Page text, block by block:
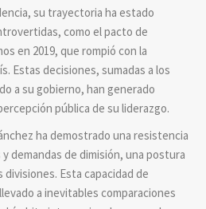
su trayectoria ha estado
como el pacto de
en 2019, que rompió con la
Estas decisiones, sumadas a los
a su gobierno, han generado
pública de su liderazgo.
ha demostrado una resistencia
demandas de dimisión, una postura
Esta capacidad de
a inevitables comparaciones